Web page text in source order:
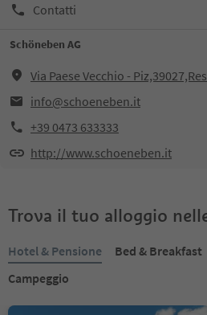
Contatti
Schöneben AG
Via Paese Vecchio -
info@schoeneben.it
+39 0473 633333
http://www.schoeneben.it
Trova il tuo alloggio
Hotel & Pensione Bed & Breakfast
Campeggio